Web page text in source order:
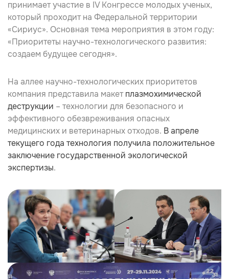
принимает участие в IV Конгрессе молодых ученых,
который проходит на Федеральной территории
«Сириус». Основная тема мероприятия в этом году:
«Приоритеты научно-технологического развития:
создаем будущее сегодня».
На аллее научно-технологических приоритетов
компания представила макетплазмохимической
деструкции – технологии для безопасного и
эффективного обезвреживания опасных
медицинских и ветеринарных отходов. В апреле
текущего года технология получила положительное
заключение государственной экологической
экспертизы.